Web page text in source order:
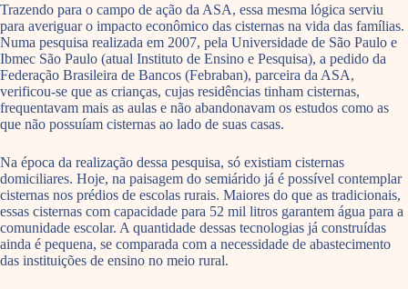
Trazendo para o campo de ação da ASA, essa mesma lógica serviu
para averiguar o impacto econômico das cisternas na vida das famílias.
Numa pesquisa realizada em 2007, pela Universidade de São Paulo e
Ibmec São Paulo (atual Instituto de Ensino e Pesquisa), a pedido da
Federação Brasileira de Bancos (Febraban), parceira da ASA,
verificou-se que as crianças, cujas residências tinham cisternas,
frequentavam mais as aulas e não abandonavam os estudos como as
que não possuíam cisternas ao lado de suas casas.
Na época da realização dessa pesquisa, só existiam cisternas
domiciliares. Hoje, na paisagem do semiárido já é possível contemplar
cisternas nos prédios de escolas rurais. Maiores do que as tradicionais,
essas cisternas com capacidade para 52 mil litros garantem água para a
comunidade escolar. A quantidade dessas tecnologias já construídas
ainda é pequena, se comparada com a necessidade de abastecimento
das instituições de ensino no meio rural.